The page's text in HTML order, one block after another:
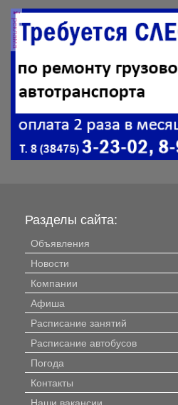
реклама
Разделы сайта:
Объявления
Новости
Компании
Афиша
Расписание занятий
Расписание автобусов
Погода
Контакты